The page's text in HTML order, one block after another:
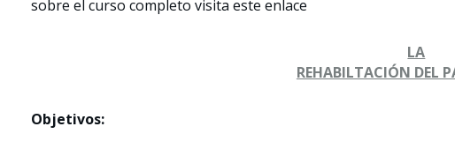
sobre el curso completo visita este enlace
LA
REHABILTACIÓN DEL
Objetivos: